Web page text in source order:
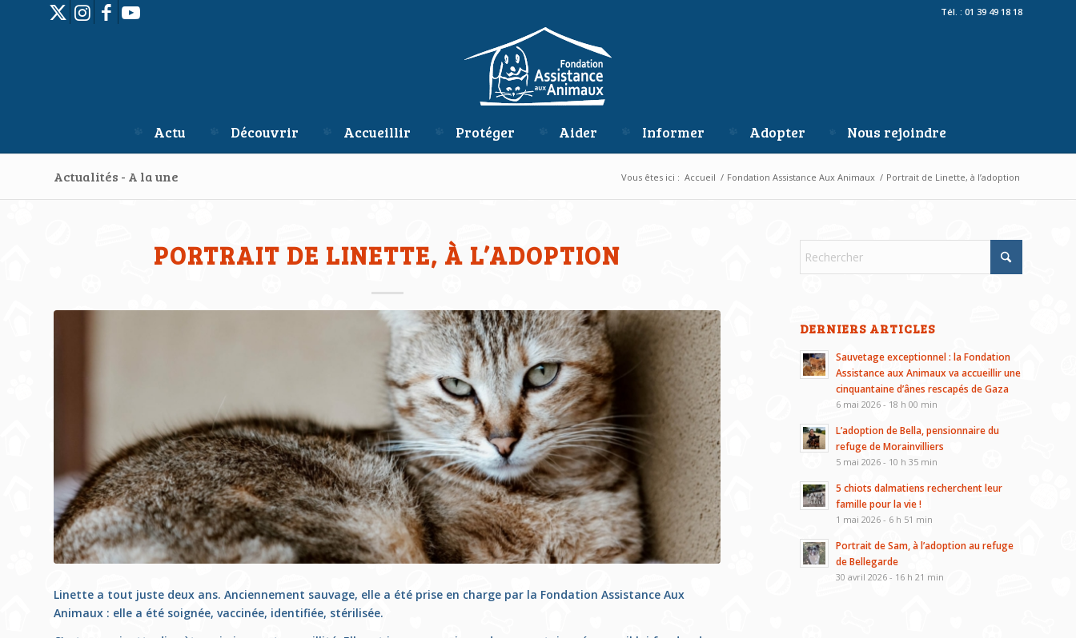
Tél. : 01 39 49 18 18
Actu Découvrir Accueillir Protéger Aider Informer Adopter Nous rejoindre
Actualités - A la une Vous êtes ici : Accueil / Fondation Assistance Aux Animaux / Portrait de Linette, à l’adoption
PORTRAIT DE LINETTE, À L’ADOPTION
Linette a tout juste deux ans. Anciennement sauvage, elle a été prise en charge par la Fondation Assistance Aux
Animaux : elle a été soignée, vaccinée, identifiée, stérilisée.
DERNIERS ARTICLES
Sauvetage exceptionnel : la Fondation
Assistance aux Animaux va accueillir une
cinquantaine d’ânes rescapés de Gaza
6 mai 2026 - 18 h 00 min
L’adoption de Bella, pensionnaire du
refuge de Morainvilliers
5 mai 2026 - 10 h 35 min
5 chiots dalmatiens recherchent leur
famille pour la vie !
1 mai 2026 - 6 h 51 min
Portrait de Sam, à l’adoption au refuge
de Bellegarde
30 avril 2026 - 16 h 21 min